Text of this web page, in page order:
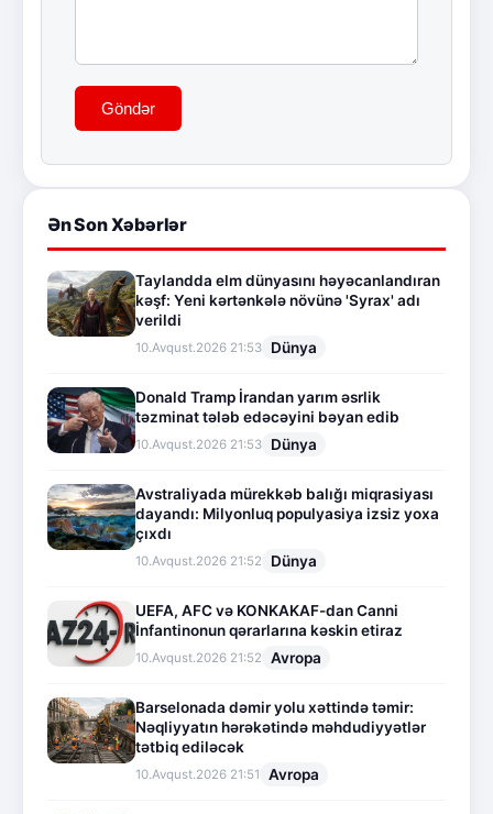
Göndər
Ən Son Xəbərlər
Taylandda elm dünyasını həyəcanlandıran
kəşf: Yeni kərtənkələ növünə 'Syrax' adı
verildi
10.Avqust.2026 21:53 Dünya
Donald Tramp İrandan yarım əsrlik
təzminat tələb edəcəyini bəyan edib
10.Avqust.2026 21:53 Dünya
Avstraliyada mürekkəb balığı miqrasiyası
dayandı: Milyonluq populyasiya izsiz yoxa
çıxdı
10.Avqust.2026 21:52 Dünya
UEFA, AFC və KONKAKAF-dan Canni
İnfantinonun qərarlarına kəskin etiraz
10.Avqust.2026 21:52 Avropa
Barselonada dəmir yolu xəttində təmir:
Nəqliyyatın hərəkətində məhdudiyyətlər
tətbiq ediləcək
10.Avqust.2026 21:51 Avropa